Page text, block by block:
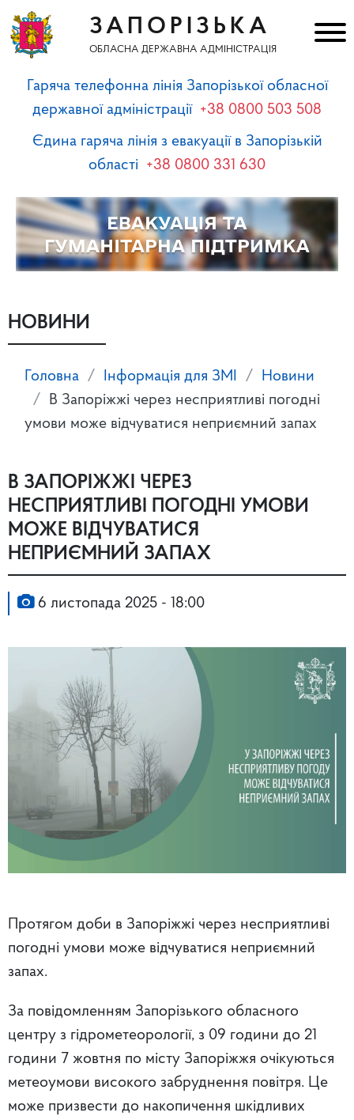
ЗАПОРІЗЬКА
ОБЛАСНА ДЕРЖАВНА АДМІНІСТРАЦІЯ
Гаряча телефонна лінія Запорізької обласної
державної адміністрації +38 0800 503 508
Єдина гаряча лінія з евакуації в Запорізькій
області +38 0800 331 630
НОВИНИ
Головна Інформація для ЗМІ
Новини
В Запоріжжі через несприятливі погодні
умови може відчуватися неприємний запах
В ЗАПОРІЖЖІ ЧЕРЕЗ
НЕСПРИЯТЛИВІ ПОГОДНІ УМОВИ
МОЖЕ ВІДЧУВАТИСЯ
НЕПРИЄМНИЙ ЗАПАХ
6 листопада 2025 - 18:00
Протягом доби в Запоріжжі через несприятливі
погодні умови може відчуватися неприємний
запах.
За повідомленням Запорізького обласного
центру з гідрометеорології, з 09 години до 21
години 7 жовтня по місту Запоріжжя очікуються
метеоумови високого забруднення повітря. Це
може призвести до накопичення шкідливих